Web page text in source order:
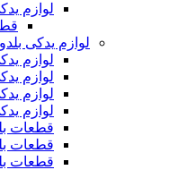
لوازم
لوازم یدکی
لوازم
لوازم
لوازم
لوازم
قطعات
قطعات
قطعات